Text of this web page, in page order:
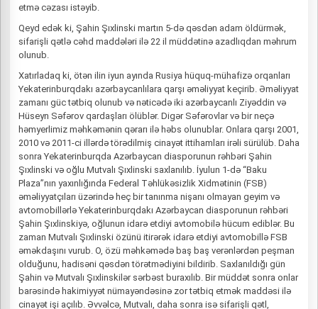
etmə cəzası istəyib.
Qeyd edək ki, Şahin Şıxlinski martın 5-də qəsdən adam öldürmək,
sifarişli qətlə cəhd maddələri ilə 22 il müddətinə azadlıqdan məhrum
olunub.
Xatırladaq ki, ötən ilin iyun ayında Rusiya hüquq-mühafizə orqanları
Yekaterinburqdakı azərbaycanlılara qarşı əməliyyat keçirib. Əməliyyat
zamanı güc tətbiq olunub və nəticədə iki azərbaycanlı Ziyəddin və
Hüseyn Səfərov qardaşları ölüblər. Digər Səfərovlar və bir neçə
həmyerlimiz məhkəmənin qərarı ilə həbs olunublar. Onlara qarşı 2001,
2010 və 2011-ci illərdə törədilmiş cinayət ittihamları irəli sürülüb. Daha
sonra Yekaterinburqda Azərbaycan diasporunun rəhbəri Şahin
Şıxlinski və oğlu Mutvalı Şıxlinski saxlanılıb. İyulun 1-də “Baku
Plaza”nın yaxınlığında Federal Təhlükəsizlik Xidmətinin (FSB)
əməliyyatçıları üzərində heç bir tanınma nişanı olmayan geyim və
avtomobillərlə Yekaterinburqdakı Azərbaycan diasporunun rəhbəri
Şahin Şıxlinskiyə, oğlunun idarə etdiyi avtomobilə hücum ediblər. Bu
zaman Mutvalı Şıxlinski özünü itirərək idarə etdiyi avtomobillə FSB
əməkdaşını vurub. O, özü məhkəmədə baş baş verənlərdən peşman
olduğunu, hadisəni qəsdən törətmədiyini bildirib. Saxlanıldığı gün
Şahin və Mutvalı Şıxlinskilər sərbəst buraxılıb. Bir müddət sonra onlar
barəsində hakimiyyət nümayəndəsinə zor tətbiq etmək maddəsi ilə
cinayət işi açılıb. Əvvəlcə, Mutvalı, daha sonra isə sifarişli qətl,